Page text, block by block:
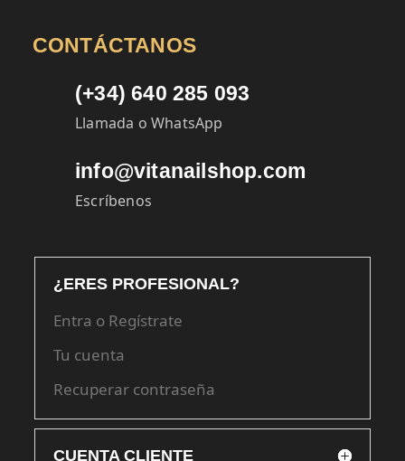
CONTÁCTANOS
(+34) 640 285 093
Llamada o WhatsApp
info@vitanailshop.com
Escríbenos
¿ERES PROFESIONAL?
Entra o Regístrate
Tu cuenta
Recuperar contraseña
CUENTA CLIENTE